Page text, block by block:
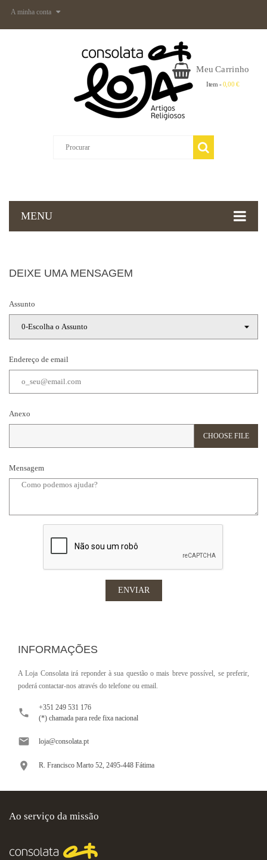
A minha conta
Meu Carrinho
Item - 0,00 €
MENU
DEIXE UMA MENSAGEM
Assunto
Endereço de email
Anexo
CHOOSE FILE
Mensagem
INFORMAÇÕES
A Loja Consolata irá reponder à sua questão o mais breve possível, se preferir,
poderá contactar-nos através do telefone ou email.

+351 249 531 176
(*) chamada para rede fixa nacional
 loja@consolata.pt
 R. Francisco Marto 52, 2495-448 Fátima
Ao serviço da missão